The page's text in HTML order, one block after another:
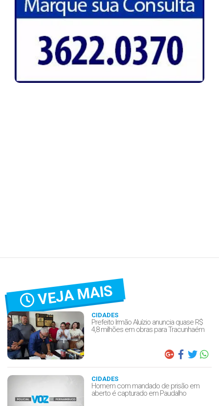
VEJA MAIS
CIDADES
Prefeito Irmão Aluízio anuncia quase R$
4,8 milhões em obras para Tracunhaém
CIDADES
Homem com mandado de prisão em
aberto é capturado em Paudalho